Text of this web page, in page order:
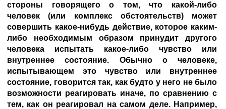
стороны говорящего о том, что какой-либо
человек (или комплекс обстоятельств) может
совершить какое-нибудь действие, которое каким-
либо необходимым образом принудит другого
человека испытать какое-либо чувство или
внутреннее состояние. Обычно о человеке,
испытывающем это чувство или внутреннее
состояние, говорится так, как будто у него не было
возможности реагировать иначе, по сравнению с
тем, как он реагировал на самом деле. Например,